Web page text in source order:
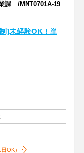
課 /MNT0701A-19
]未経験OK！単
OK）